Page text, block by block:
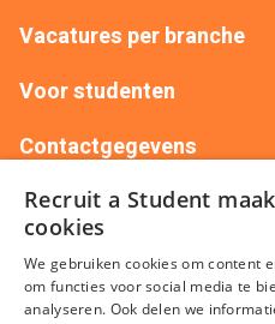
Vacatures per branche
Voor studenten
Contactgegevens
+31(0)88 522 00 76
Alle vestigingen
Recruit a Student
cookies
We gebruiken cookies om content
om functies voor social media te
analyseren. Ook delen we